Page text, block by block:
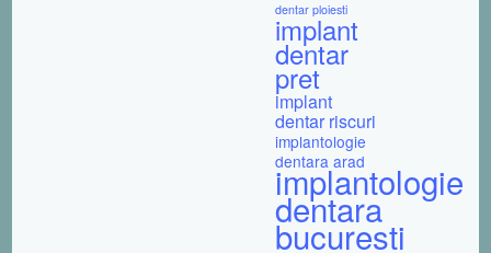
dentar ploiesti
implant
dentar
pret
implant
dentar riscuri
implantologie
dentara arad
implantologie
dentara
bucuresti